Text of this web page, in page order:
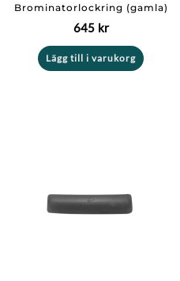
Brominatorlockring (gamla)
645 kr
Lägg till i varukorg